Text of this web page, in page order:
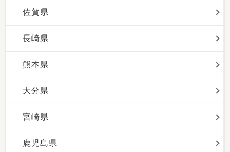
佐賀県
長崎県
熊本県
大分県
宮崎県
鹿児島県